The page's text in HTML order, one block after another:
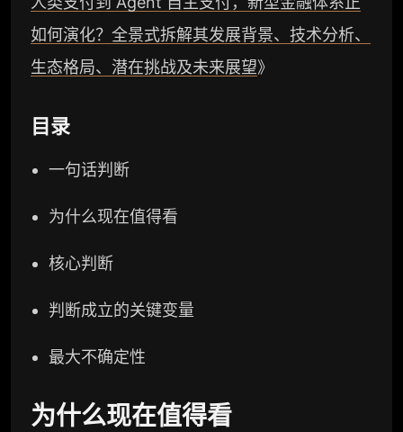
如何演化？全景式拆解其发展背景、技术分析、
生态格局、潜在挑战及未来展望》
目录
一句话判断
为什么现在值得看
核心判断
判断成立的关键变量
最大不确定性
为什么现在值得看